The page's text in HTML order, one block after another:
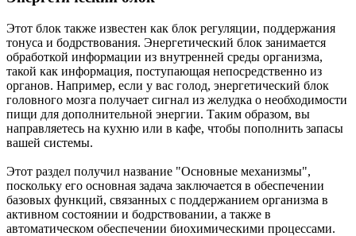
Этот блок также известен как блок регуляции, поддержания
тонуса и бодрствования. Энергетический блок занимается
обработкой информации из внутренней среды организма,
такой как информация, поступающая непосредственно из
органов. Например, если у вас голод, энергетический блок
головного мозга получает сигнал из желудка о необходимости
пищи для дополнительной энергии. Таким образом, вы
направляетесь на кухню или в кафе, чтобы пополнить запасы
вашей системы.
Этот раздел получил название "Основные механизмы",
поскольку его основная задача заключается в обеспечении
базовых функций, связанных с поддержанием организма в
активном состоянии и бодрствовании, а также в
автоматическом обеспечении биохимическими процессами.